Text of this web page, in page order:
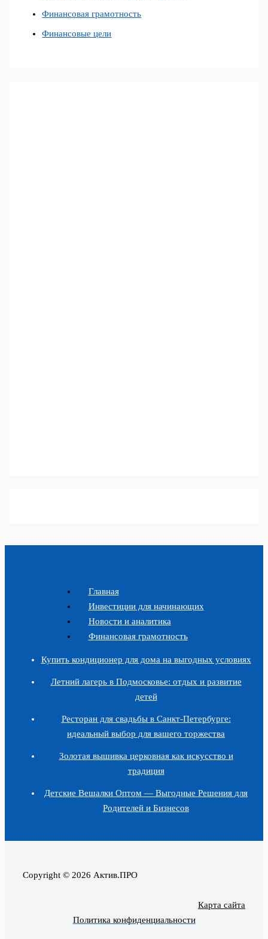
Финансовая грамотность
Финансовые цели
Главная
Инвестиции для начинающих
Новости и аналитика
Финансовая грамотность
Купить кондиционер для дома на выгодных условиях
Летний лагерь в Подмосковье: отдых и развитие
детей
Ресторан для свадьбы в Санкт-Петербурге:
идеальный выбор для вашего торжества
Золотая вышивка церковная как искусство и
традиция
Детские Вешалки Оптом — Выгодные Решения для
Родителей и Бизнесов
Copyright © 2026 Актив.ПРО
Карта сайта
Политика конфиденциальности